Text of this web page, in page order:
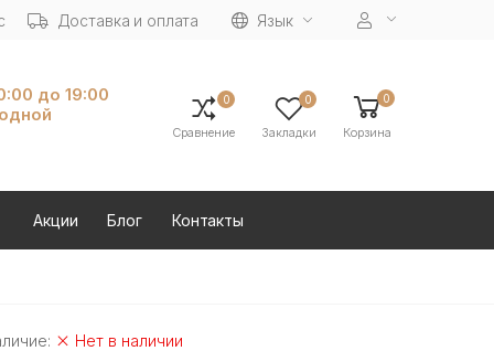
Доставка и оплата Язык
до 19:00
0
Сравнение
0
Закладки
0
Корзина
Акции Блог Контакты
Нет в наличии